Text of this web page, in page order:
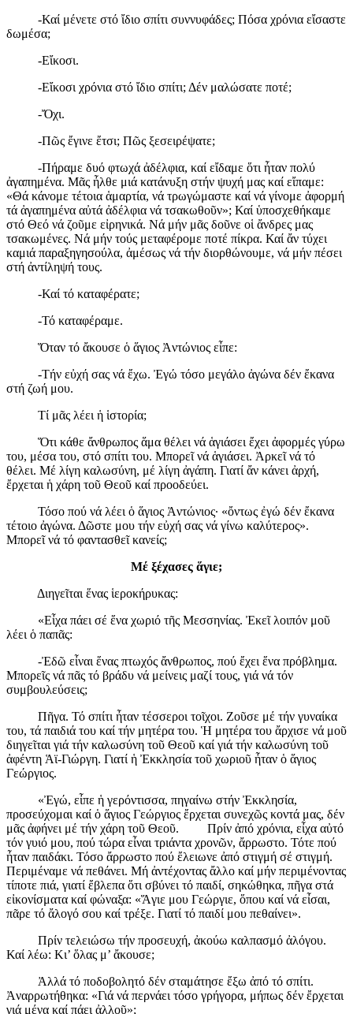
-Καί μένετε στό ἴδιο σπίτι συννυφάδες; Πόσα χρόνια εἴσαστε
δωμέσα;
-Εἴκοσι.
-Εἴκοσι χρόνια στό ἴδιο σπίτι; Δέν μαλώσατε ποτέ;
-Ὄχι.
-Πῶς ἔγινε ἔτσι; Πῶς ξεσειρέψατε;
-Πήραμε δυό φτωχά ἀδέλφια, καί εἴδαμε ὅτι ἦταν πολύ
ἀγαπημένα. Μᾶς ἦλθε μιά κατάνυξη στήν ψυχή μας καί εἴπαμε:
«Θά κάνομε τέτοια ἁμαρτία, νά τρωγώμαστε καί νά γίνομε ἀφορμή
τά ἀγαπημένα αὐτά ἀδέλφια νά τσακωθοῦν»; Καί ὑποσχεθήκαμε
στό Θεό νά ζοῦμε εἰρηνικά. Νά μήν μᾶς δοῦνε οἱ ἄνδρες μας
τσακωμένες. Νά μήν τούς μεταφέρομε ποτέ πίκρα. Καί ἄν τύχει
καμιά παραξηγησούλα, ἀμέσως νά τήν διορθώνουμε, νά μήν πέσει
στή ἀντίληψή τους.
-Καί τό καταφέρατε;
-Τό καταφέραμε.
Ὅταν τό ἄκουσε ὁ ἅγιος Ἀντώνιος εἶπε:
-Τήν εὐχή σας νά ἔχω. Ἐγώ τόσο μεγάλο ἀγώνα δέν ἔκανα
στή ζωή μου.
Τί μᾶς λέει ἡ ἱστορία;
Ὅτι κάθε ἄνθρωπος ἅμα θέλει νά ἁγιάσει ἔχει ἀφορμές γύρω
του, μέσα του, στό σπίτι του. Μπορεῖ νά ἁγιάσει. Ἀρκεῖ νά τό
θέλει. Μέ λίγη καλωσύνη, μέ λίγη ἀγάπη. Γιατί ἄν κάνει ἀρχή,
ἔρχεται ἡ χάρη τοῦ Θεοῦ καί προοδεύει.
Τόσο πού νά λέει ὁ ἅγιος Ἀντώνιος· «ὄντως ἐγώ δέν ἔκανα
τέτοιο ἀγώνα. Δῶστε μου τήν εὐχή σας νά γίνω καλύτερος».
Μπορεῖ νά τό φαντασθεῖ κανείς;
Μέ ξέχασες ἅγιε;
Διηγεῖται ἕνας ἱεροκήρυκας:
«Εἶχα πάει σέ ἕνα χωριό τῆς Μεσσηνίας. Ἐκεῖ λοιπόν μοῦ
λέει ὁ παπᾶς:
-Ἐδῶ εἶναι ἕνας πτωχός ἄνθρωπος, πού ἔχει ἕνα πρόβλημα.
Μπορεῖς νά πᾶς τό βράδυ νά μείνεις μαζί τους, γιά νά τόν
συμβουλεύσεις;
Πῆγα. Τό σπίτι ἦταν τέσσεροι τοῖχοι. Ζοῦσε μέ τήν γυναίκα
του, τά παιδιά του καί τήν μητέρα του. Ἡ μητέρα του ἄρχισε νά μοῦ
διηγεῖται γιά τήν καλωσύνη τοῦ Θεοῦ καί γιά τήν καλωσύνη τοῦ
ἀφέντη Ἁϊ-Γιώργη. Γιατί ἡ Ἐκκλησία τοῦ χωριοῦ ἦταν ὁ ἅγιος
Γεώργιος.
«Ἐγώ, εἶπε ἡ γερόντισσα, πηγαίνω στήν Ἐκκλησία,
προσεύχομαι καί ὁ ἅγιος Γεώργιος ἔρχεται συνεχῶς κοντά μας, δέν
μᾶς ἀφήνει μέ τήν χάρη τοῦ Θεοῦ. Πρίν ἀπό χρόνια, εἶχα αὐτό
τόν γυιό μου, πού τώρα εἶναι τριάντα χρονῶν, ἄρρωστο. Τότε πού
ἦταν παιδάκι. Τόσο ἄρρωστο πού ἔλειωνε ἀπό στιγμή σέ στιγμή.
Περιμέναμε νά πεθάνει. Μή ἀντέχοντας ἄλλο καί μήν περιμένοντας
τίποτε πιά, γιατί ἔβλεπα ὅτι σβύνει τό παιδί, σηκώθηκα, πῆγα στά
εἰκονίσματα καί φώναξα: «Ἅγιε μου Γεώργιε, ὅπου καί νά εἶσαι,
πᾶρε τό ἄλογό σου καί τρέξε. Γιατί τό παιδί μου πεθαίνει».
Πρίν τελειώσω τήν προσευχή, ἀκούω καλπασμό ἀλόγου.
Καί λέω: Κι’ ὅλας μ’ ἄκουσε;
Ἀλλά τό ποδοβολητό δέν σταμάτησε ἔξω ἀπό τό σπίτι.
Ἀναρρωτήθηκα: «Γιά νά περνάει τόσο γρήγορα, μήπως δέν ἔρχεται
γιά μένα καί πάει ἀλλοῦ»;